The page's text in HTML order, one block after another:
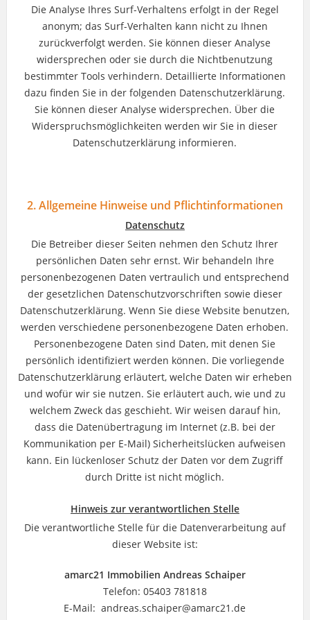
Die Analyse Ihres Surf-Verhaltens erfolgt in der Regel
anonym; das Surf-Verhalten kann nicht zu Ihnen
zurückverfolgt werden. Sie können dieser Analyse
widersprechen oder sie durch die Nichtbenutzung
bestimmter Tools verhindern. Detaillierte Informationen
dazu finden Sie in der folgenden Datenschutzerklärung.
Sie können dieser Analyse widersprechen. Über die
Widerspruchsmöglichkeiten werden wir Sie in dieser
Datenschutzerklärung informieren.
2. Allgemeine Hinweise und Pflichtinformationen
Datenschutz
Die Betreiber dieser Seiten nehmen den Schutz Ihrer
persönlichen Daten sehr ernst. Wir behandeln Ihre
personenbezogenen Daten vertraulich und entsprechend
der gesetzlichen Datenschutzvorschriften sowie dieser
Datenschutzerklärung. Wenn Sie diese Website benutzen,
werden verschiedene personenbezogene Daten erhoben.
Personenbezogene Daten sind Daten, mit denen Sie
persönlich identifiziert werden können. Die vorliegende
Datenschutzerklärung erläutert, welche Daten wir erheben
und wofür wir sie nutzen. Sie erläutert auch, wie und zu
welchem Zweck das geschieht. Wir weisen darauf hin,
dass die Datenübertragung im Internet (z.B. bei der
Kommunikation per E-Mail) Sicherheitslücken aufweisen
kann. Ein lückenloser Schutz der Daten vor dem Zugriff
durch Dritte ist nicht möglich.
Hinweis zur verantwortlichen Stelle
Die verantwortliche Stelle für die Datenverarbeitung auf
dieser Website ist:
amarc21 Immobilien Andreas Schaiper
Telefon: 05403 781818
E-Mail: andreas.schaiper@amarc21.de